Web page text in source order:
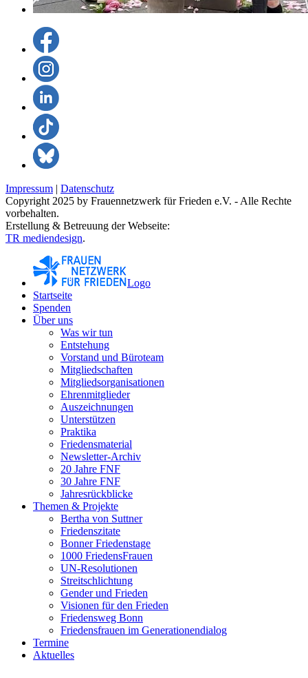
Impressum | Datenschutz
Copyright 2025 by Frauennetzwerk für Frieden e.V. - Alle Rechte
vorbehalten.
Erstellung & Betreuung der Webseite:
TR mediendesign.
Logo
Startseite
Spenden
Über uns
Was wir tun
Entstehung
Vorstand und Büroteam
Mitgliedschaften
Mitgliedsorganisationen
Ehrenmitglieder
Auszeichnungen
Unterstützen
Praktika
Friedensmaterial
Newsletter-Archiv
20 Jahre FNF
30 Jahre FNF
Jahresrückblicke
Themen & Projekte
Bertha von Suttner
Friedenszitate
Bonner Friedenstage
1000 FriedensFrauen
UN-Resolutionen
Streitschlichtung
Gender und Frieden
Visionen für den Frieden
Friedensweg Bonn
Friedensfrauen im Generationendialog
Termine
Aktuelles